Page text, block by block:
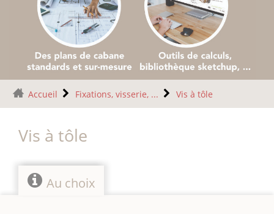
Accueil Fixations, visserie, ... Vis à tôle
Vis à tôle
Au choix